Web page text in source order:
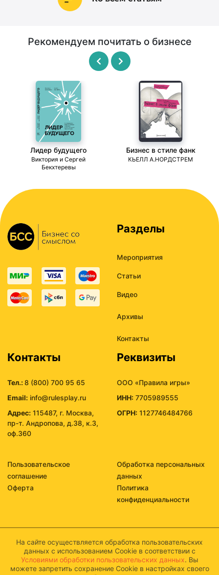
Рекомендуем почитать о бизнесе
Лидер будущего
Виктория и Сергей
Бекхтеревы
Бизнес в стиле фанк
КЬЕЛЛ А.НОРДСТРЕМ
Разделы
Мероприятия
Статьи
Видео
Архивы
Контакты
Контакты
Тел.:8 (800) 700 95 65
Email: info@rulesplay.ru
Адрес: 115487, г. Москва,
пр-т. Андропова, д.38, к.3,
оф.360
Реквизиты
ООО «Правила игры»
ИНН: 7705989555
ОГРН: 1127746484766
Пользовательское
соглашение
Обработка персональных
данных
Оферта
Политика
конфиденциальности
На сайте осуществляется обработка пользовательских
данных с использованием Cookie в соответствии с
Условиями обработки пользовательских данных. Вы
можете запретить сохранение Cookie в настройках своего